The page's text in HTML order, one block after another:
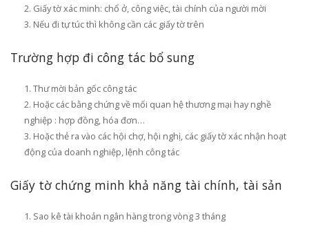
Giấy tờ xác minh: chổ ở, công việc, tài chính của người mời
Nếu đi tự túc thì không cần các giấy tờ trên
Trường hợp đi công tác bổ sung
Thư mời bản gốc công tác
Hoặc các bằng chứng về mối quan hệ thương mại hay nghề
nghiệp : hợp đồng, hóa đơn…
Hoặc thẻ ra vào các hội chợ, hội nghị, các giấy tờ xác nhận hoạt
động của doanh nghiệp, lệnh công tác
Giấy tờ chứng minh khả năng tài chính, tài sản
Sao kê tài khoản ngân hàng trong vòng 3 tháng